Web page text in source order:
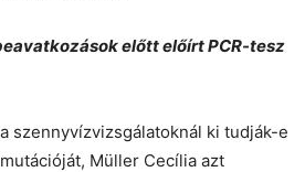
előtt előírt PCR-tesz
szennyvízvizsgálatoknál ki tudják-e
Müller Cecília azt